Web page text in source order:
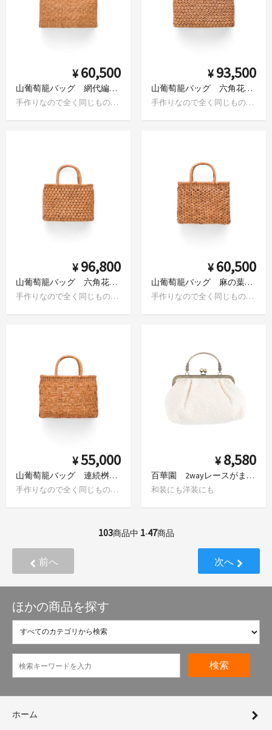
¥ 60,500
山葡萄籠バッグ 網代編み（大）
手作りなので全く同じものはありません
¥ 93,500
山葡萄籠バッグ 六角花編み
手作りなので全く同じものはありません
¥ 96,800
山葡萄籠バッグ 六角花編み かぶせ蓋
手作りなので全く同じものはありません
¥ 60,500
山葡萄籠バッグ 麻の葉編み
手作りなので全く同じものはありません
¥55,000
山葡萄籠バッグ 連続桝網代
手作りなので全く同じものはありません
¥ 8,580
百華園 2wayレースがま口バッグ White
和装にも洋装にも
103商品中 1-47商品
前へ 次へ
ほかの商品を探す
検索
ホーム